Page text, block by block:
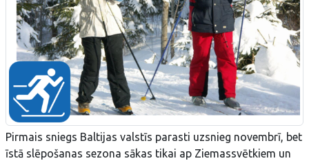
Pirmais sniegs Baltijas valstīs parasti uzsnieg novembrī, bet
īstā slēpošanas sezona sākas tikai ap Ziemassvētkiem un